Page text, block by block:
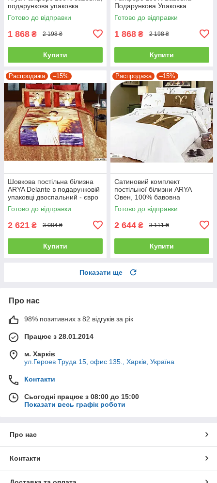
подарункова упаковка
полуторний
Готово до відправки
1 868 ₴ 2 198 ₴
Купити
Подарункова Упаковка
полуторний
Готово до відправки
1 868 ₴ 2 198 ₴
Купити
Распродажа –15%
Шовкова постільна білизна
ARYA Delante в подарунковій
упаковці двоспальний - євро
Готово до відправки
2 621 ₴ 3 084 ₴
Купити
Распродажа –15%
Сатиновий комплект
постільної білизни ARYA
Овен, 100% бавовна
полуторний
Готово до відправки
2 644 ₴ 3 111 ₴
Купити
Показати ще
Про нас
98% позитивних з 82 відгуків за рік
Працює з 28.01.2014
м. Харків
ул.Героев Труда 15, офис 135., Харків, Україна
Контакти
Сьогодні працює з 08:00 до 15:00
Показати весь графік роботи
Про нас
Контакти